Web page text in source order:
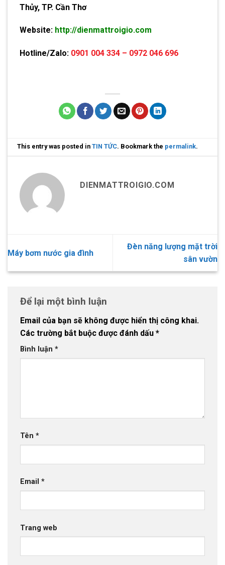
Thủy, TP. Cần Thơ
Website: http://dienmattroigio.com
Hotline/Zalo: 0901 004 334 – 0972 046 696
This entry was posted inTIN TỨC. Bookmark the permalink.
DIENMATTROIGIO.COM
Máy bơm nước gia đình
Đèn năng lượng mặt trời
sân vườn
Để lại một bình luận
Email của bạn sẽ không được hiển thị công khai.
Các trường bắt buộc được đánh dấu *
Bình luận *
Tên *
Email *
Trang web